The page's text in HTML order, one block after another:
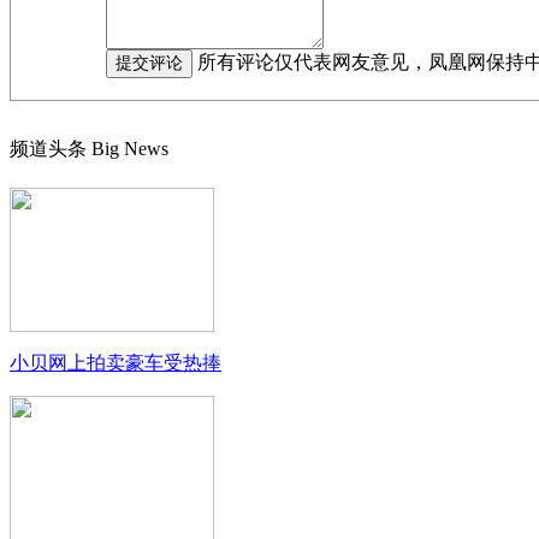
所有评论仅代表网友意见，凤凰网保持
频道头条 Big News
小贝网上拍卖豪车受热捧